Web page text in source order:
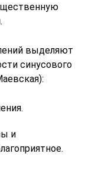
выделяют
синусового
и